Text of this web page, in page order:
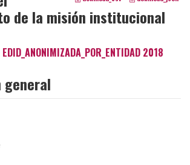
de la misión institucional
EDID_ANONIMIZADA_POR_ENTIDAD 2018